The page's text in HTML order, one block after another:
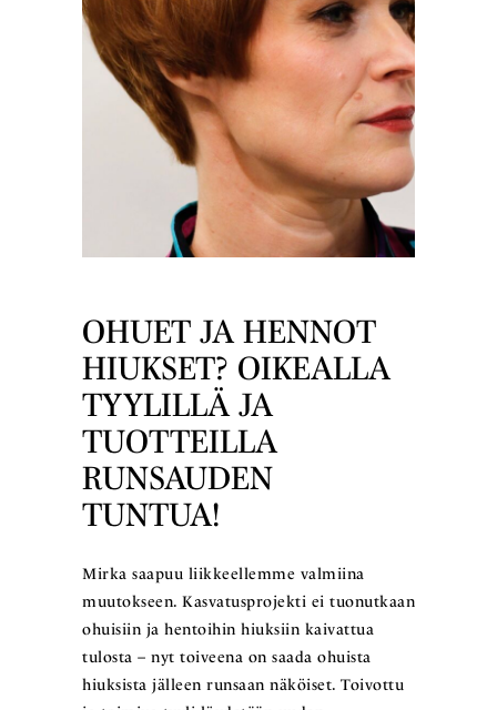
OHUET JA HENNOT
HIUKSET? OIKEALLA
TYYLILLÄ JA
TUOTTEILLA
RUNSAUDEN
TUNTUA!
Mirka saapuu liikkeellemme valmiina
muutokseen. Kasvatusprojekti ei tuonutkaan
ohuisiin ja hentoihin hiuksiin kaivattua
tulosta – nyt toiveena on saada ohuista
hiuksista jälleen runsaan näköiset. Toivottu